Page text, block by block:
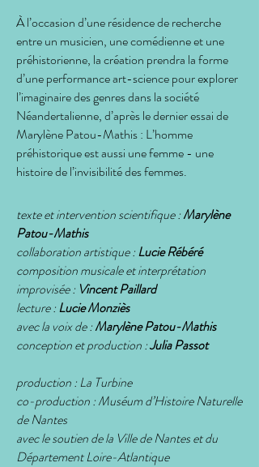
À l’occasion d’une résidence de recherche
entre un musicien, une comédienne et une
préhistorienne, la création prendra la forme
d’une performance art-science pour explorer
l’imaginaire des genres dans la société
Néandertalienne, d’après le dernier essai de
Marylène Patou-Mathis : L’homme
préhistorique est aussi une femme - une
histoire de l’invisibilité des femmes.
texte et intervention scientifique :Marylène
Patou-Mathis
collaboration artistique :Lucie Rébéré
composition musicale et interprétation
improvisée : Vincent Paillard
lecture :Lucie Monziès
avec la voix de :Marylène Patou-Mathis
conception et production :Julia Passot
production : La Turbine
co-production : Muséum d’Histoire Naturelle
de Nantes
avec le soutien de la Ville de Nantes et du
Département Loire-Atlantique